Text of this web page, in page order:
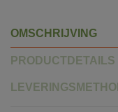
OMSCHRIJVING
PRODUCTDETAILS